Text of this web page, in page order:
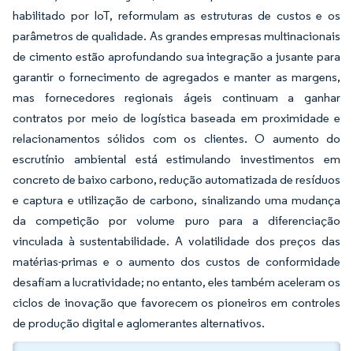
habilitado por IoT, reformulam as estruturas de custos e os
parâmetros de qualidade. As grandes empresas multinacionais
de cimento estão aprofundando sua integração a jusante para
garantir o fornecimento de agregados e manter as margens,
mas fornecedores regionais ágeis continuam a ganhar
contratos por meio de logística baseada em proximidade e
relacionamentos sólidos com os clientes. O aumento do
escrutínio ambiental está estimulando investimentos em
concreto de baixo carbono, redução automatizada de resíduos
e captura e utilização de carbono, sinalizando uma mudança
da competição por volume puro para a diferenciação
vinculada à sustentabilidade. A volatilidade dos preços das
matérias-primas e o aumento dos custos de conformidade
desafiam a lucratividade; no entanto, eles também aceleram os
ciclos de inovação que favorecem os pioneiros em controles
de produção digital e aglomerantes alternativos.